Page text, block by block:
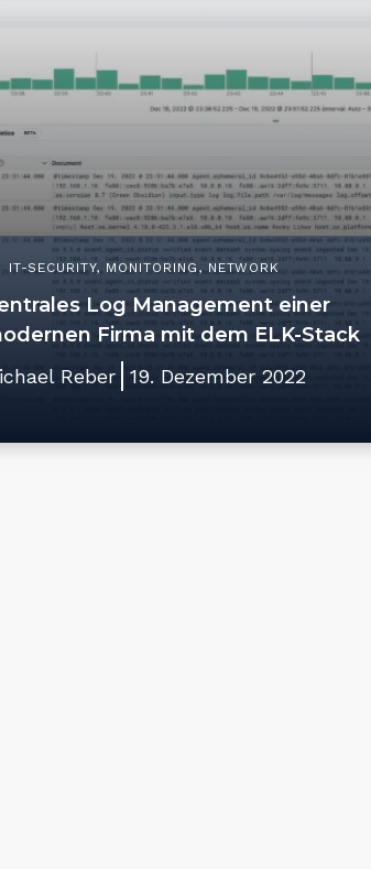
IT-SECURITY, MONITORING , NETWORK
Log Management einer
Firma mit dem ELK-Stack
Reber 19. Dezember 2022